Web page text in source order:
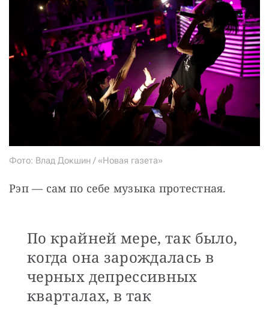
Фото: Влад Докшин / «Новая газета»
Рэп — сам по себе музыка протестная.
По крайней мере, так было,
когда она зарождалась в
черных депрессивных
кварталах, в так